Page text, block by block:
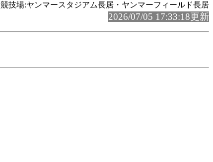
競技場:ヤンマースタジアム長居・ヤンマーフィールド長居
2026/07/05 17:33:18更新